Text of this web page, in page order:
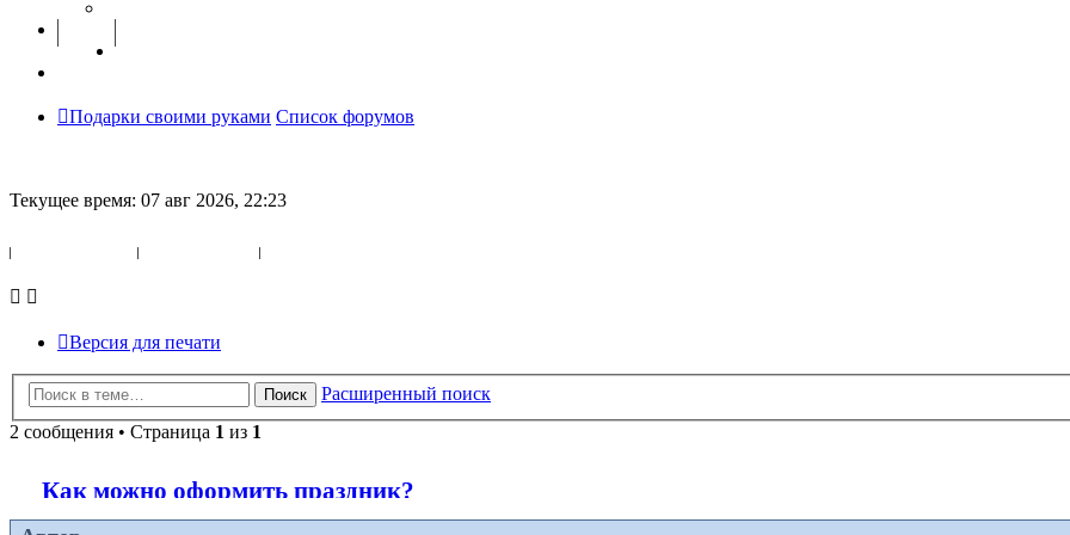
Подарки своими руками Список форумов
Текущее время: 07 авг 2026, 22:23
Версия для печати
Поиск
Расширенный поиск
2 сообщения • Страница 1 из 1
Как можно оформить праздник?